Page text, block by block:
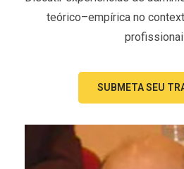
teórico–empírica no
SUBMETA SEU